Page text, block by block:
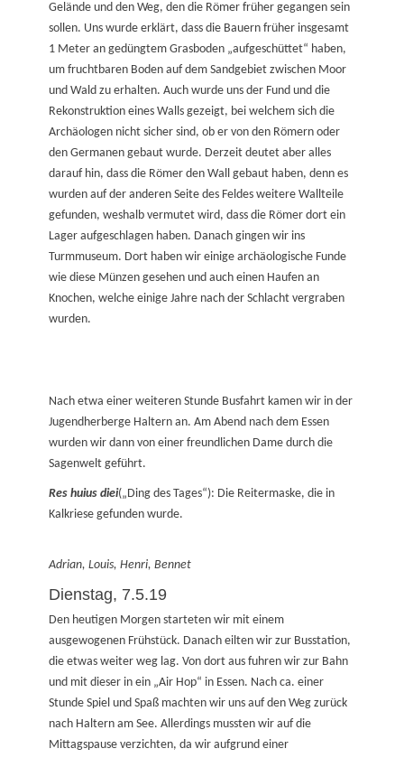
Gelände und den Weg, den die Römer früher gegangen sein
sollen. Uns wurde erklärt, dass die Bauern früher insgesamt
1 Meter an gedüngtem Grasboden „aufgeschüttet“ haben,
um fruchtbaren Boden auf dem Sandgebiet zwischen Moor
und Wald zu erhalten. Auch wurde uns der Fund und die
Rekonstruktion eines Walls gezeigt, bei welchem sich die
Archäologen nicht sicher sind, ob er von den Römern oder
den Germanen gebaut wurde. Derzeit deutet aber alles
darauf hin, dass die Römer den Wall gebaut haben, denn es
wurden auf der anderen Seite des Feldes weitere Wallteile
gefunden, weshalb vermutet wird, dass die Römer dort ein
Lager aufgeschlagen haben. Danach gingen wir ins
Turmmuseum. Dort haben wir einige archäologische Funde
wie diese Münzen gesehen und auch einen Haufen an
Knochen, welche einige Jahre nach der Schlacht vergraben
wurden.
Nach etwa einer weiteren Stunde Busfahrt kamen wir in der
Jugendherberge Haltern an. Am Abend nach dem Essen
wurden wir dann von einer freundlichen Dame durch die
Sagenwelt geführt.
Res huius diei(„Ding des Tages“): Die Reitermaske, die in
Kalkriese gefunden wurde.
Adrian, Louis, Henri, Bennet
Dienstag, 7.5.19
Den heutigen Morgen starteten wir mit einem
ausgewogenen Frühstück. Danach eilten wir zur Busstation,
die etwas weiter weg lag. Von dort aus fuhren wir zur Bahn
und mit dieser in ein „Air Hop“ in Essen. Nach ca. einer
Stunde Spiel und Spaß machten wir uns auf den Weg zurück
nach Haltern am See. Allerdings mussten wir auf die
Mittagspause verzichten, da wir aufgrund einer